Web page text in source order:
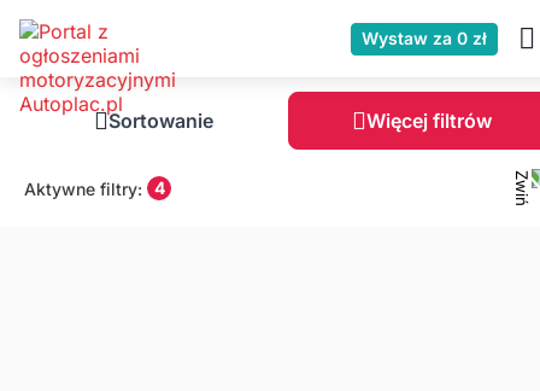
Wystaw za 0 zł
Sortowanie Więcej filtrów
Aktywne filtry: 4